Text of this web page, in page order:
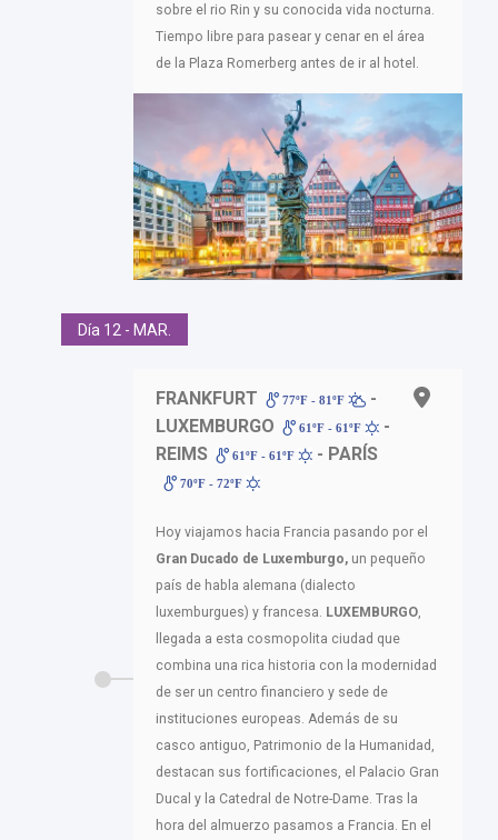
sobre el rio Rin y su conocida vida nocturna.
Tiempo libre para pasear y cenar en el área
de la Plaza Romerberg antes de ir al hotel.
Día 12 - MAR.
FRANKFURT 77ºF - 81ºF
-
LUXEMBURGO
61ºF - 61ºF
-
REIMS
61ºF - 61ºF - PARÍS
70ºF - 72ºF
Hoy viajamos hacia Francia pasando por el
Gran Ducado de Luxemburgo, un pequeño
país de habla alemana (dialecto
luxemburgues) y francesa. LUXEMBURGO
llegada a esta cosmopolita ciudad que
combina una rica historia con la modernidad
de ser un centro financiero y sede de
instituciones europeas. Además de su
casco antiguo, Patrimonio de la Humanidad,
destacan sus fortificaciones, el Palacio Gran
Ducal y la Catedral de Notre-Dame. Tras la
hora del almuerzo pasamos a Francia. En el